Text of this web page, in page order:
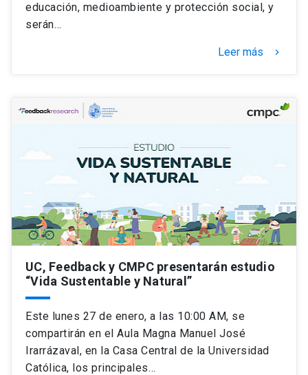
educación, medioambiente y protección social, y
serán…
Leer más keyboard_arrow_right
UC, Feedback y CMPC presentarán estudio
“Vida Sustentable y Natural”
Este lunes 27 de enero, a las 10:00 AM, se
compartirán en el Aula Magna Manuel José
Irarrázaval, en la Casa Central de la Universidad
Católica, los principales…